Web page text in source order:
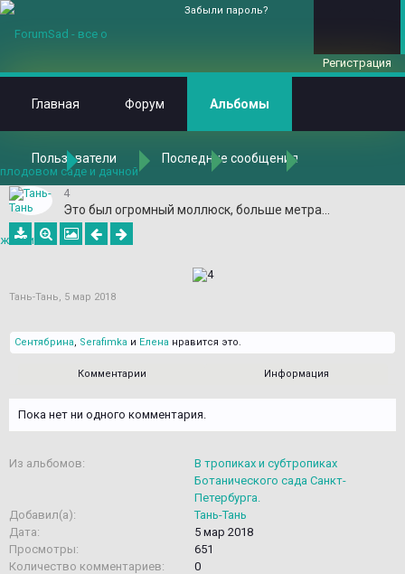
Главная Альбомы Альбомы
Тань-Тань
4
Это был огромный моллюск, больше метра...
Тань-Тань, 5 мар 2018
Сентябрина, Serafimka и Елена нравится это.
Комментарии Информация
Пока нет ни одного комментария.
Из альбомов:
В тропиках и субтропиках
Ботанического сада Санкт-
Петербурга.
Добавил(а):
Тань-Тань
Дата:
5 мар 2018
Просмотры:
651
Количество комментариев:
0
Забыли пароль?
Регистрация
Главная Форум Альбомы
Пользователи Последние сообщения